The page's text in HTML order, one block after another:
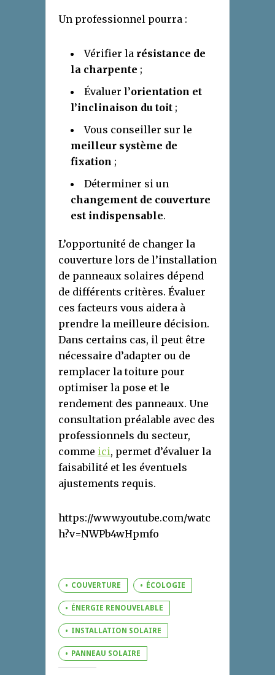
Un professionnel pourra :
Vérifier la résistance de
la charpente ;
Évaluer l’orientation et
l’inclinaison du toit ;
Vous conseiller sur le
meilleur système de
fixation ;
Déterminer si un
changement de couverture
est indispensable.
L’opportunité de changer la
couverture lors de l’installation
de panneaux solaires dépend
de différents critères. Évaluer
ces facteurs vous aidera à
prendre la meilleure décision.
Dans certains cas, il peut être
nécessaire d’adapter ou de
remplacer la toiture pour
optimiser la pose et le
rendement des panneaux. Une
consultation préalable avec des
professionnels du secteur,
comme ici, permet d’évaluer la
faisabilité et les éventuels
ajustements requis.
https://www.youtube.com/watc
h?v=NWPb4wHpmfo
COUVERTURE ÉCOLOGIE
ÉNERGIE RENOUVELABLE
INSTALLATION SOLAIRE
PANNEAU SOLAIRE